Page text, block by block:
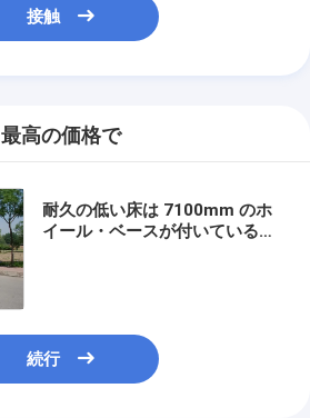
接触
最高の価格で
耐久の低い床は 7100mm のホ
イール・ベースが付いている
続行